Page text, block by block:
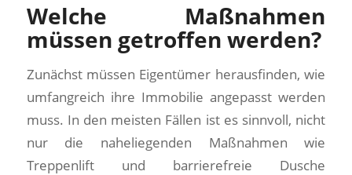
Welche Maßnahmen
müssen getroffen werden?
Zunächst müssen Eigentümer herausfinden, wie
umfangreich ihre Immobilie angepasst werden
muss. In den meisten Fällen ist es sinnvoll, nicht
nur die naheliegenden Maßnahmen wie
Treppenlift und barrierefreie Dusche